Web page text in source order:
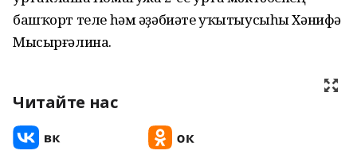
башҡорт теле һәм әҙәбиәте уҡытыусыһы Хәнифә
Мысырғәлина.
Читайте нас